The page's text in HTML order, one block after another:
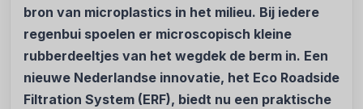
bron van microplastics in het milieu. Bij iedere
regenbui spoelen er microscopisch kleine
rubberdeeltjes van het wegdek de berm in. Een
nieuwe Nederlandse innovatie, het Eco Roadside
Filtration System (ERF), biedt nu een praktische